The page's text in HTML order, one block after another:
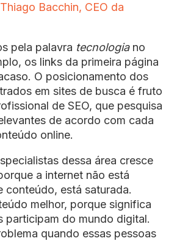
Bacchin, CEO da
pela palavra tecnologiano
os links da primeira página
O posicionamento dos
em sites de busca é fruto
de SEO, que pesquisa
de acordo com cada
online.
dessa área cresce
a internet não está
conteúdo, está saturada.
melhor, porque significa
participam do mundo digital.
quando essas pessoas